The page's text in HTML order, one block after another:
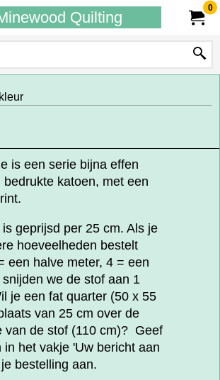
Quilting
0
is een serie bijna effen
bedrukte katoen, met een
is geprijsd per 25 cm. Als je
hoeveelheden bestelt
een halve meter, 4 = een
we de stof aan 1
je een fat quarter (50 x 55
van 25 cm over de
van de stof (110 cm)? Geef
in het vakje 'Uw bericht aan
bestelling aan.